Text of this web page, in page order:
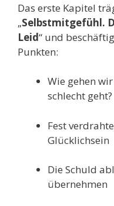
Das erste Kapitel
„Selbstmitgefühl.
Leid“ und
Punkten:
Wie gehen
schlecht geht?
Fest
Glücklichsein
Die Schuld
übernehmen